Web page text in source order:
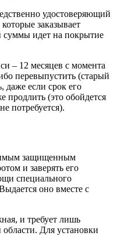
удостоверяющий
заказывает
суммы идет на покрытие
– 12 месяцев с момента
перевыпустить (старый
даже если срок его
продлить (это обойдется
потребуется).
защищенным
и заверять его
специального
оно вместе с
и требует лишь
области. Для установки